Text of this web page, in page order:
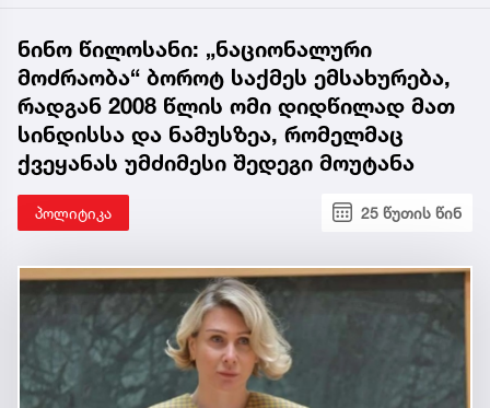
ნინო წილოსანი: „ნაციონალური
მოძრაობა“ ბოროტ საქმეს ემსახურება,
რადგან 2008 წლის ომი დიდწილად მათ
სინდისსა და ნამუსზეა, რომელმაც
ქვეყანას უმძიმესი შედეგი მოუტანა
პოლიტიკა 25 წუთის წინ